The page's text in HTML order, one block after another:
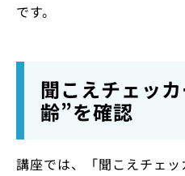
です。
聞こえチェッ
齢”を確認
講座では、「聞こえチェ